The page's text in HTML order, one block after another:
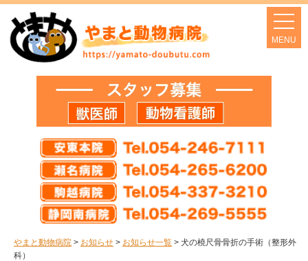
やまと動物病院 > お知らせ > お知らせ一覧 > 犬の橈尺骨骨折の手術（整形外
科）